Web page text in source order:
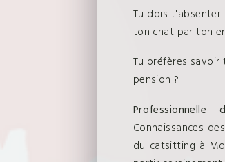
Tu dois t'absenter
ton chat par ton
Tu préfères
pension ?
Connaissances
du catsitting à